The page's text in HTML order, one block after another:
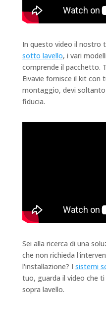
In questo video il nostro
sotto lavello, i vari
comprende il pacchetto.
Eivavie fornisce il kit con
montaggio, devi
fiducia.
Sei alla ricerca di una
che non richieda
l'installazione? I sistemi
tuo, guarda il video che
sopra lavello.